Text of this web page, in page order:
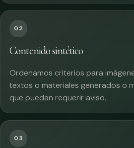
02
Contenido sintético
Ordenamos criterios para
textos o materiales generados o
que puedan requerir aviso.
03